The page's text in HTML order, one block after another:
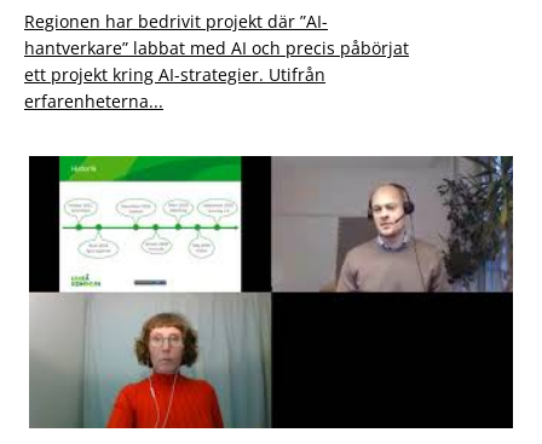
Regionen har bedrivit projekt där ”AI-
hantverkare” labbat med AI och precis påbörjat
ett projekt kring AI-strategier. Utifrån
erfarenheterna...